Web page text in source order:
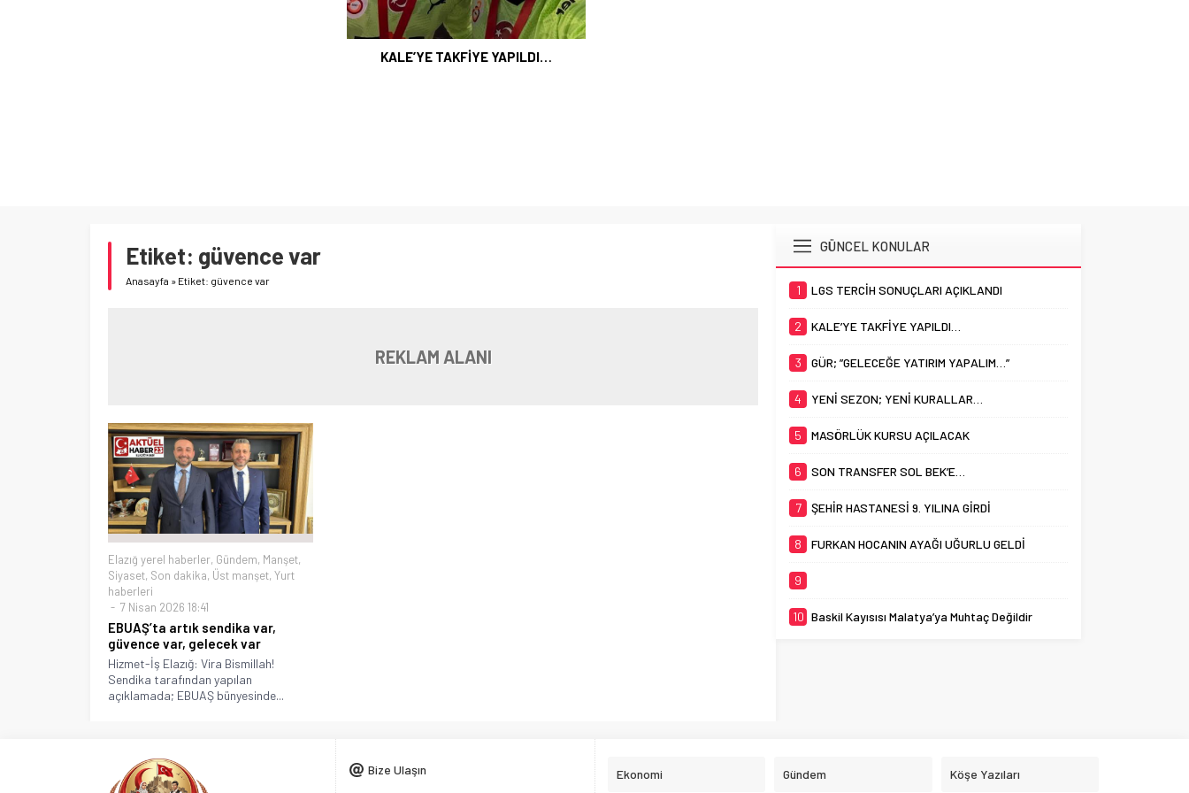
KALE’YE TAKFİYE YAPILDI…
Etiket: güvence var
Anasayfa » Etiket: güvence var
REKLAM ALANI
Elazığ yerel haberler, Gündem, Manşet,
Siyaset, Son dakika, Üst manşet, Yurt
haberleri
7 Nisan 2026 18:41
EBUAŞ’ta artık sendika var,
güvence var, gelecek var
Hizmet-İş Elazığ: Vira Bismillah!
Sendika tarafından yapılan
açıklamada; EBUAŞ bünyesinde...
GÜNCEL KONULAR
1 LGS TERCİH SONUÇLARI AÇIKLANDI
2 KALE’YE TAKFİYE YAPILDI…
3 GÜR; ”GELECEĞE YATIRIM YAPALIM…”
4 YENİ SEZON; YENİ KURALLAR…
5 MASÖRLÜK KURSU AÇILACAK
6 SON TRANSFER SOL BEK’E…
7 ŞEHİR HASTANESİ 9. YILINA GİRDİ
8 FURKAN HOCANIN AYAĞI UĞURLU GELDİ
9
10 Baskil Kayısısı Malatya’ya Muhtaç Değildir
Bize Ulaşın Ekonomi Gündem Köşe Yazıları